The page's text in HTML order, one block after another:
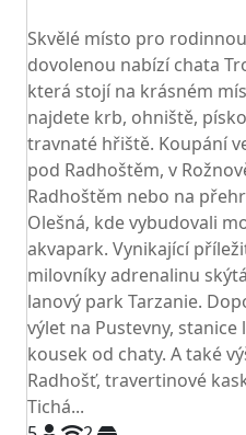
Skvělé místo pro rodinnou
dovolenou nabízí chata
která stojí na krásném
najdete krb, ohniště,
travnaté hřiště. Koupání
pod Radhoštěm, v
Radhoštěm nebo na
Olešná, kde vybudovali
akvapark. Vynikající
milovníky adrenalinu
lanový park Tarzanie.
výlet na Pustevny, stanice
kousek od chaty. A také
Radhošť, travertinové
Tichá...